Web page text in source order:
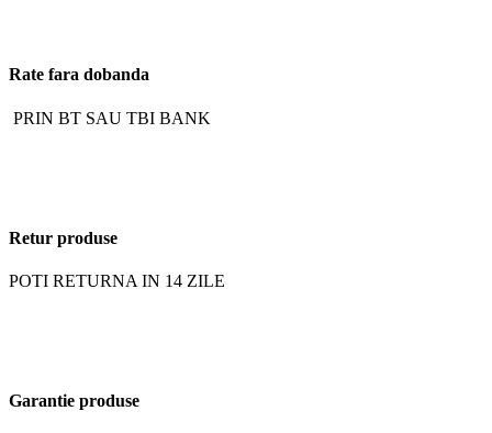
Rate fara dobanda
PRIN BT SAU TBI BANK
Retur produse
POTI RETURNA IN 14 ZILE
Garantie produse